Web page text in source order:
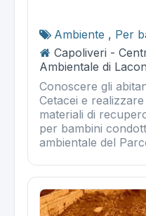
Ambiente , Per
Capoliveri -
Ambientale di
Conoscere gli
Cetacei e
materiali di
per bambini
ambientale del